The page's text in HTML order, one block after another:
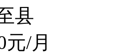
县
元/月